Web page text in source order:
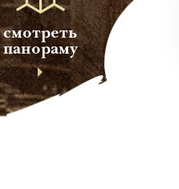
смотреть
панораму